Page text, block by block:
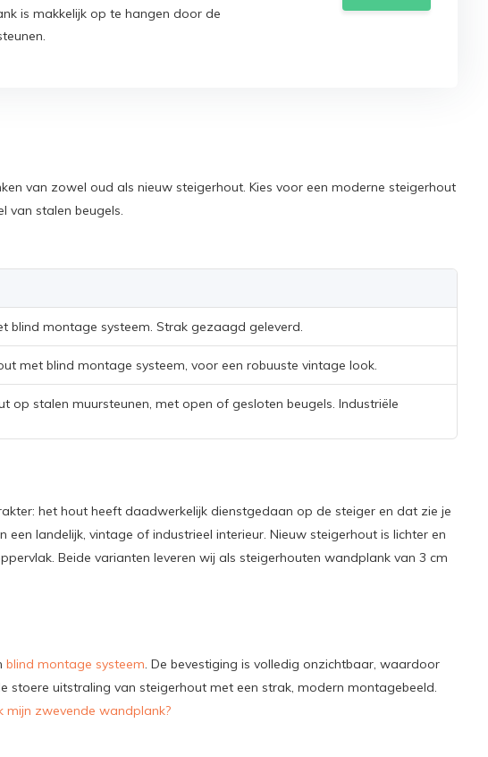
is makkelijk op te hangen door de
van zowel oud als nieuw steigerhout. Kies voor een moderne steigerhout
van stalen beugels.
blind montage systeem. Strak gezaagd geleverd.
met blind montage systeem, voor een robuuste vintage look.
op stalen muursteunen, met open of gesloten beugels. Industriële
het hout heeft daadwerkelijk dienstgedaan op de steiger en dat zie je
landelijk, vintage of industrieel interieur. Nieuw steigerhout is lichter en
Beide varianten leveren wij als steigerhouten wandplank van 3 cm
blind montage systeem. De bevestiging is volledig onzichtbaar, waardoor
uitstraling van steigerhout met een strak, modern montagebeeld.
mijn zwevende wandplank?